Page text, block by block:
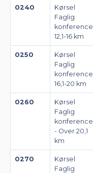
0240
Kørsel
Faglig
konference
12,1-16 km
0250
Kørsel
Faglig
konference
16,1-20 km
0260
Kørsel
Faglig
konference
- Over 20,1
km
0270
Kørsel
Faglig